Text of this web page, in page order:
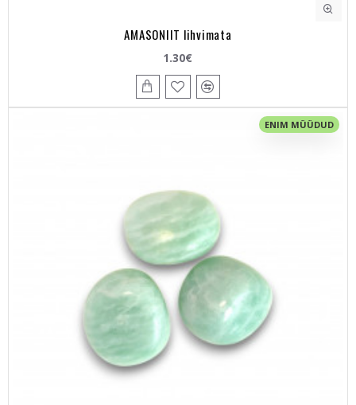
AMASONIIT lihvimata
1.30€
ENIM MÜÜDUD